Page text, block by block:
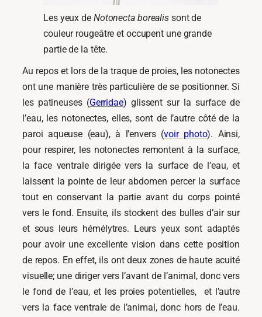
Les yeux de Notonecta borealis sont de
couleur rougeâtre et occupent une grande
partie de la tête.
Au repos et lors de la traque de proies, les notonectes
ont une manière très particulière de se positionner. Si
les patineuses (Gerridae) glissent sur la surface de
l’eau, les notonectes, elles, sont de l’autre côté de la
paroi aqueuse (eau), à l’envers (voir photo). Ainsi,
pour respirer, les notonectes remontent à la surface,
la face ventrale dirigée vers la surface de l’eau, et
laissent la pointe de leur abdomen percer la surface
tout en conservant la partie avant du corps pointé
vers le fond. Ensuite, ils stockent des bulles d’air sur
et sous leurs hémélytres. Leurs yeux sont adaptés
pour avoir une excellente vision dans cette position
de repos. En effet, ils ont deux zones de haute acuité
visuelle; une diriger vers l’avant de l’animal, donc vers
le fond de l’eau, et les proies potentielles, et l’autre
vers la face ventrale de l’animal, donc hors de l’eau.